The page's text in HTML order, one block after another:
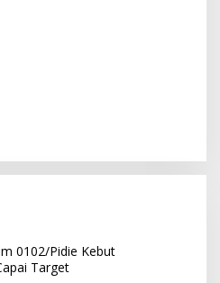
0102/Pidie Kebut
Target